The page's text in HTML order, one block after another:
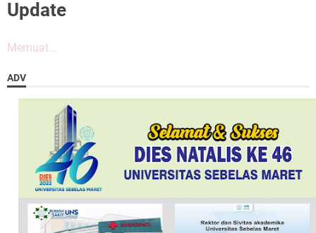
Update
Memuat...
ADV